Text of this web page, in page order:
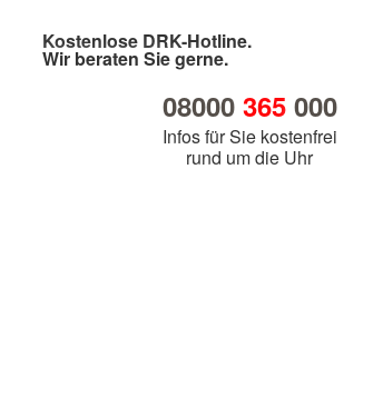
Kostenlose DRK-Hotline.
Wir beraten Sie gerne.
08000 365000
Infos für Sie kostenfrei
rund um die Uhr